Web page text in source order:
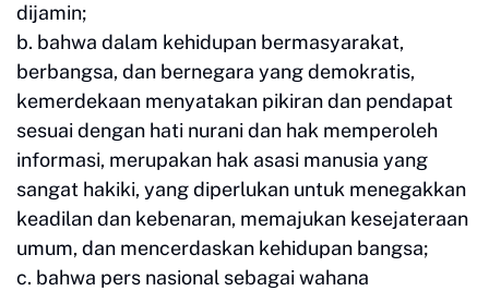
dijamin;
b. bahwa dalam kehidupan bermasyarakat,
berbangsa, dan bernegara yang demokratis,
kemerdekaan menyatakan pikiran dan pendapat
sesuai dengan hati nurani dan hak memperoleh
informasi, merupakan hak asasi manusia yang
sangat hakiki, yang diperlukan untuk menegakkan
keadilan dan kebenaran, memajukan kesejateraan
umum, dan mencerdaskan kehidupan bangsa;
c. bahwa pers nasional sebagai wahana